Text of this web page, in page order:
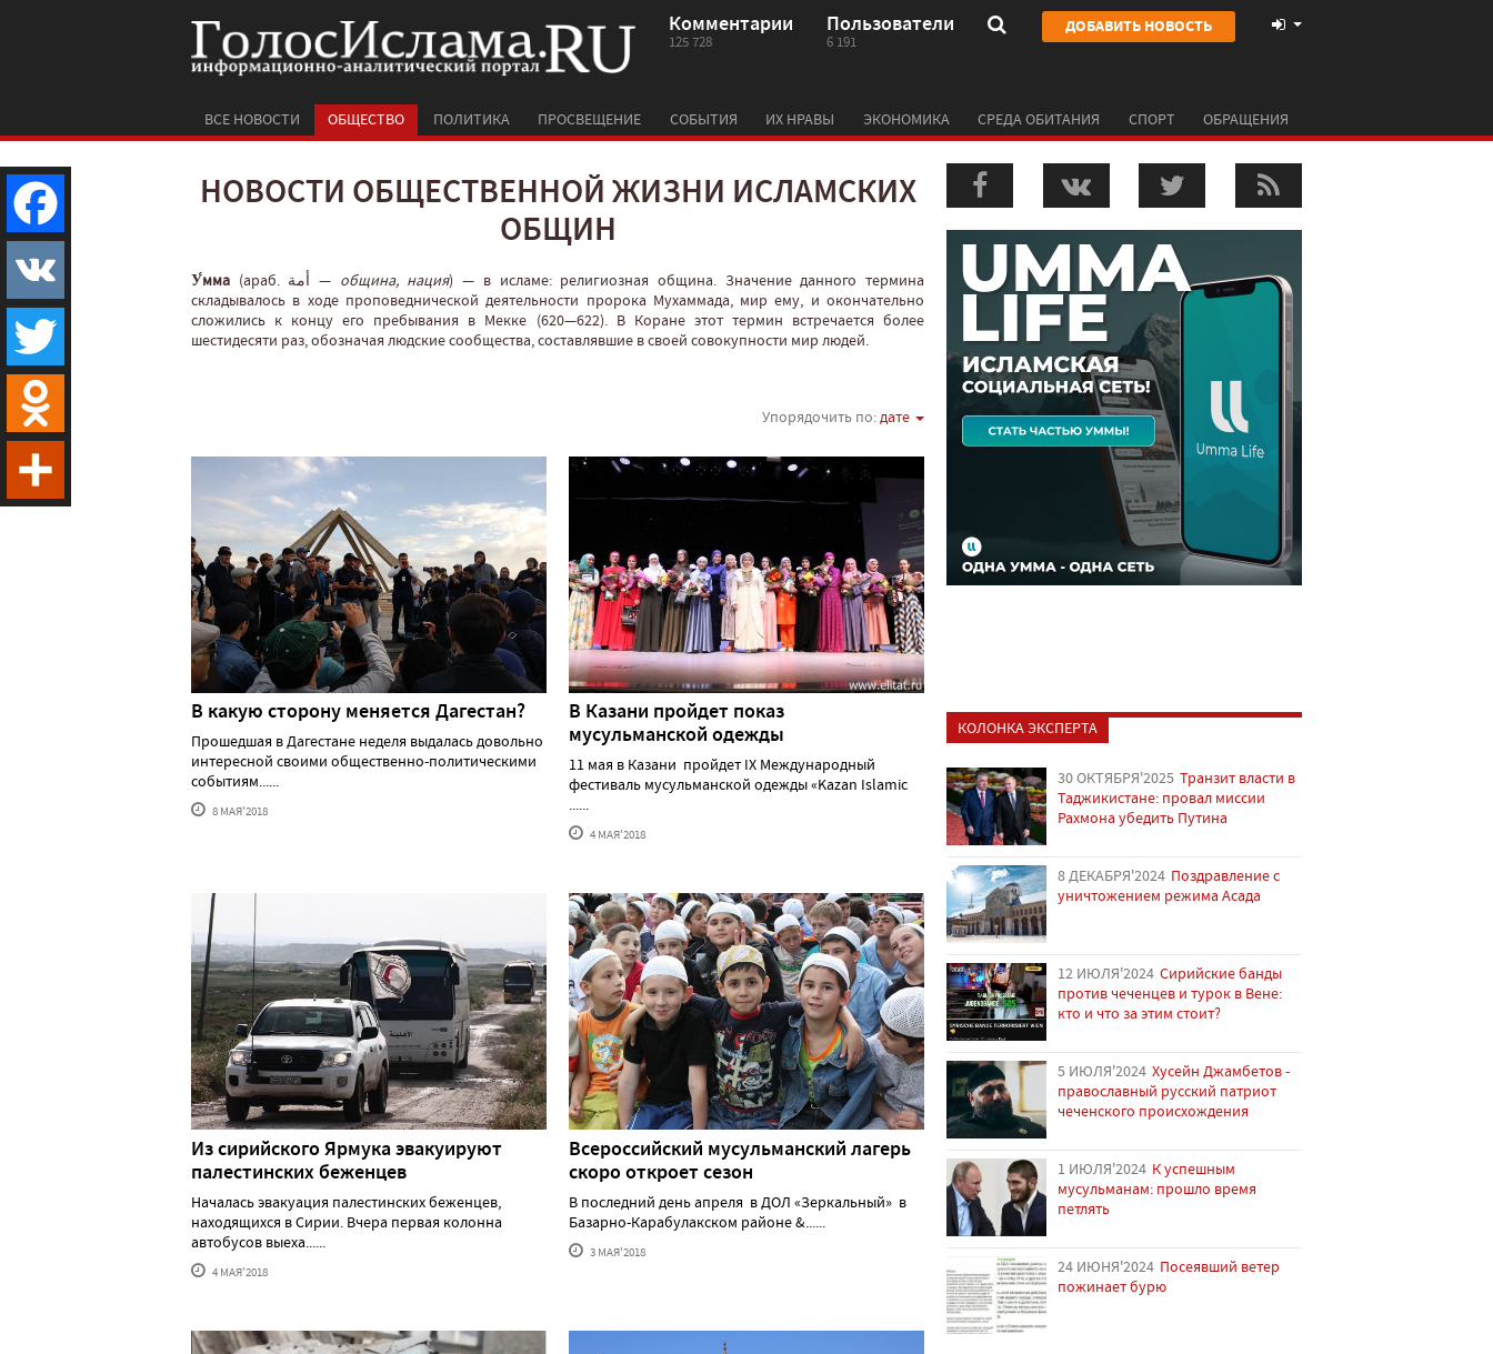
Комментарии
125 728
Пользователи
6 191
ДОБАВИТЬ НОВОСТЬ
ВСЕ НОВОСТИ ОБЩЕСТВО ПОЛИТИКА ПРОСВЕЩЕНИЕ СОБЫТИЯ ИХ НРАВЫ ЭКОНОМИКА СРЕДА ОБИТАНИЯ СПОРТ ОБРАЩЕНИЯ
НОВОСТИ ОБЩЕСТВЕННОЙ ЖИЗНИ ИСЛАМСКИХ
ОБЩИН
У́мма (араб. أمة‎‎ — община, нация‎) — в исламе: религиозная община. Значение данного термина
складывалось в ходе проповеднической деятельности пророка Мухаммада, мир ему, и окончательно
сложились к концу его пребывания в Мекке (620—622). В Коране этот термин встречается более
шестидесяти раз, обозначая людские сообщества, составлявшие в своей совокупности мир людей.
Упорядочить по:дате
В какую сторону меняется Дагестан?
Прошедшая в Дагестане неделя выдалась довольно
интересной своими общественно-политическими
событиям......
8 МАЯ'2018
В Казани пройдет показ
мусульманской одежды
11 мая в Казани пройдет IX Международный
фестиваль мусульманской одежды «Kazan Islamic
......
4 МАЯ'2018
Из сирийского Ярмука эвакуируют
палестинских беженцев
Началась эвакуация палестинских беженцев,
находящихся в Сирии. Вчера первая колонна
автобусов выеха......
4 МАЯ'2018
Всероссийский мусульманский лагерь
скоро откроет сезон
В последний день апреля в ДОЛ «Зеркальный» в
Базарно-Карабулакском районе &......
3 МАЯ'2018
КОЛОНКА ЭКСПЕРТА
30 ОКТЯБРЯ'2025 Транзит власти в
Таджикистане: провал миссии
Рахмона убедить Путина
8 ДЕКАБРЯ'2024 Поздравление с
уничтожением режима Асада
12 ИЮЛЯ'2024 Сирийские банды
против чеченцев и турок в Вене:
кто и что за этим стоит?
5 ИЮЛЯ'2024 Хусейн Джамбетов -
православный русский патриот
чеченского происхождения
1 ИЮЛЯ'2024 К успешным
мусульманам: прошло время
петлять
24 ИЮНЯ'2024 Посеявший ветер
пожинает бурю
Facebook
VK
Twitter
Odnoklassniki